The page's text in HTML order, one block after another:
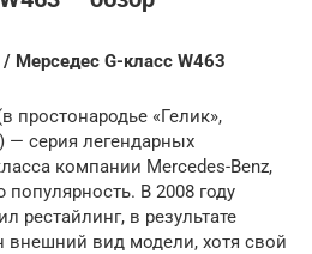
Мерседес G-класс W463
простонародье «Гелик»,
— серия легендарных
компании Mercedes-Benz,
В 2008 году
рестайлинг, в результате
внешний вид модели, хотя свой